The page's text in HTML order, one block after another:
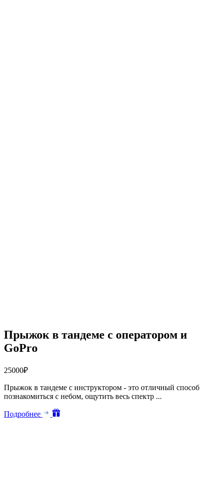
Прыжок в тандеме с оператором и
GoPro
25000₽
Прыжок в тандеме с инструктором - это отличный способ
познакомиться с небом, ощутить весь спектр ...
Подробнее